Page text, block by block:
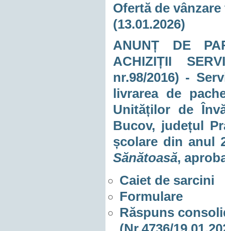
Ofertă de
(13.01.2026)
ANUNȚ DE
ACHIZIȚII
nr.98/2016) -
livrarea de
Unităților de
Bucov, județul
școlare din anul
Sănătoasă,
Caiet de sarcini
Formulare
Răspuns